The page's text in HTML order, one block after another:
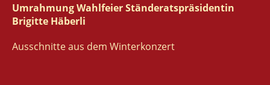
Umrahmung Wahlfeier Ständeratspräsidentin
Brigitte Häberli
Ausschnitte aus dem Winterkonzert